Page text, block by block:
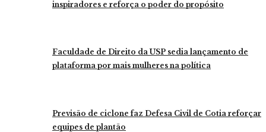
inspiradores e reforça o poder do propósito
Faculdade de Direito da USP sedia lançamento de
plataforma por mais mulheres na política
Previsão de ciclone faz Defesa Civil de Cotia reforçar
equipes de plantão